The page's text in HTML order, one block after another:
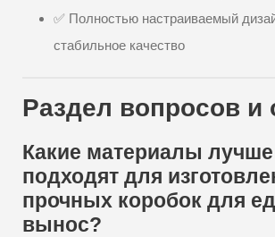
✅ Полностью настраиваемый
стабильное качество
Раздел вопросов и
Какие материалы лучше
подходят для
прочных коробок для
вынос?